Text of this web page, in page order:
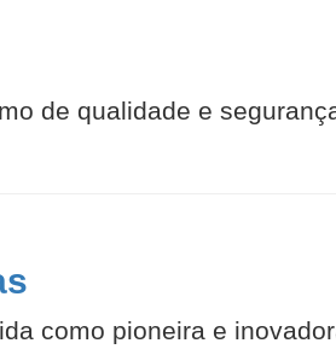
de qualidade e
como pioneira e